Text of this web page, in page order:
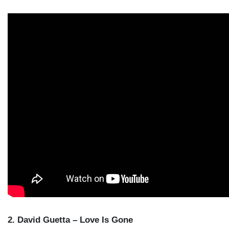
2. David Guetta – Love Is Gone